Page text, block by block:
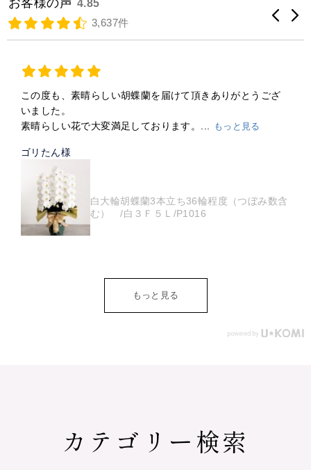
お客様の声 4.85
3,637件
この度も、素晴らしい胡蝶蘭を届けて頂きありがとうござ
いました。
素晴らしい花で大変満足しております。... もっと見る
ゴリたん様
白大輪胡蝶蘭3本立ち36輪程度（つぼみ数含
む） /白３Ｆ５Ｌ/P1016
もっと見る
カテゴリー検索